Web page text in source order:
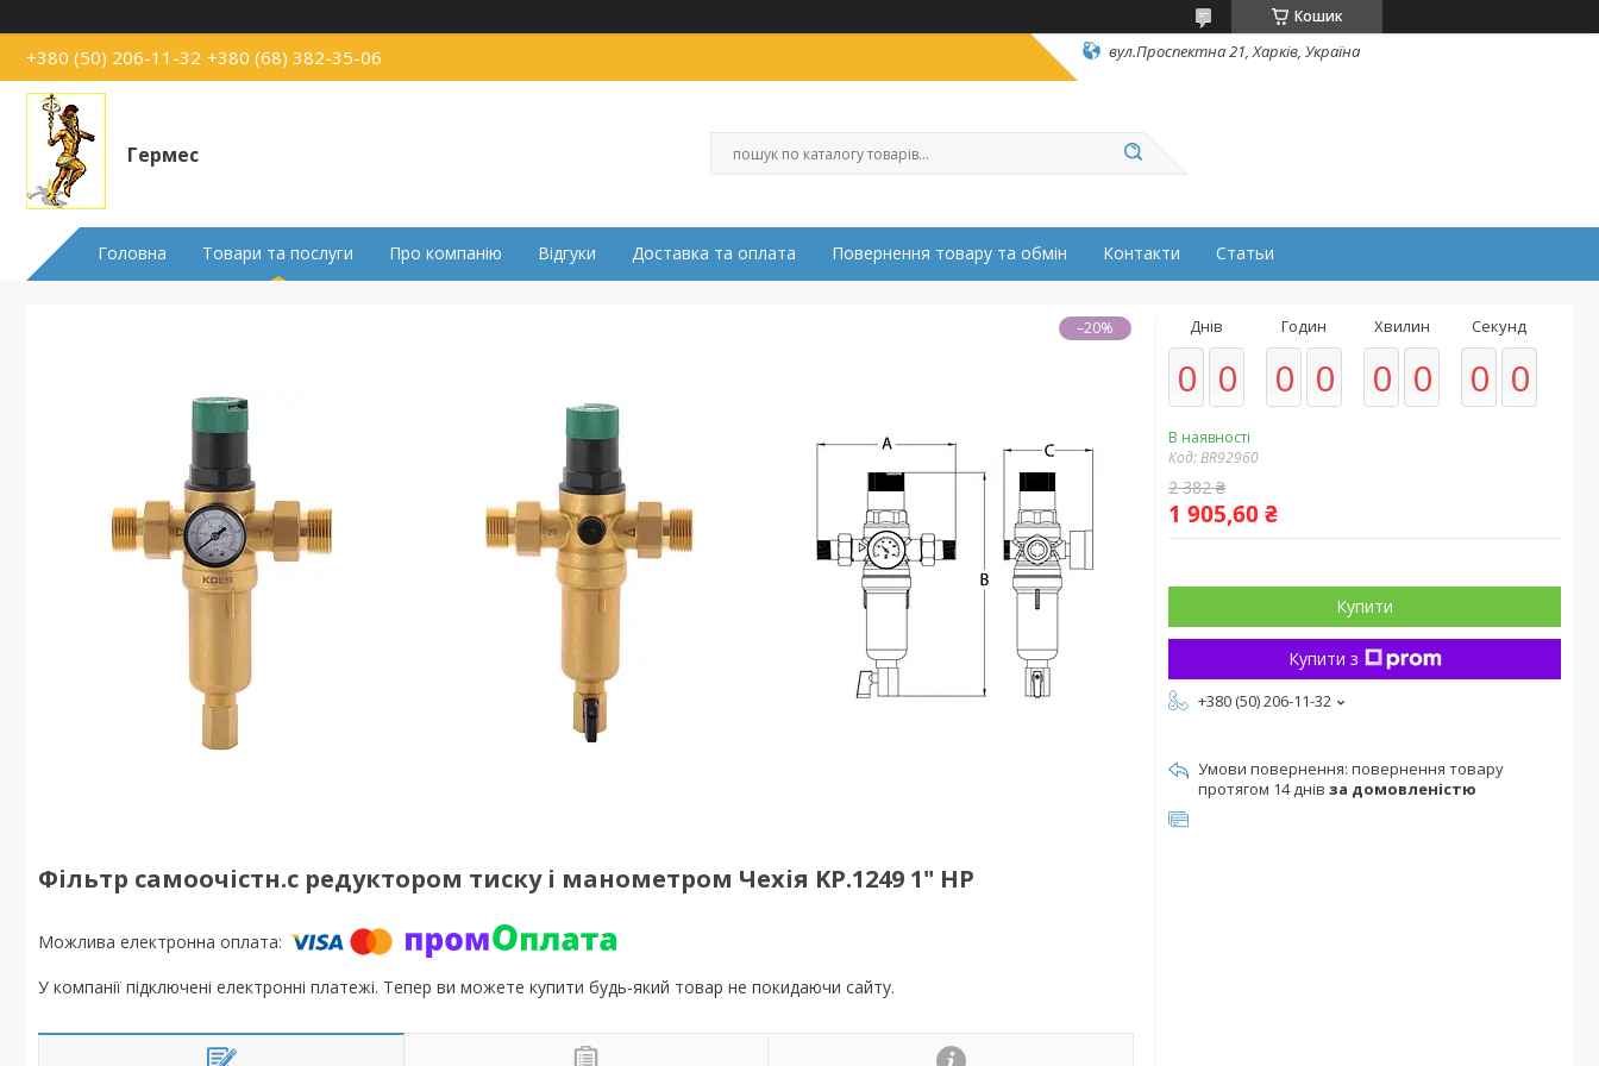
Кошик
+380 (50) 206-11-32 +380 (68) 382-35-06 вул.Проспектна 21, Харків, Україна
Гермес
Головна Товари та послуги Про компанію Відгуки Доставка та оплата Повернення товару та обмін Контакти Статьи
–20%
Фільтр самоочістн.с редуктором тиску і манометром Чехія KP.1249 1" НР
У компанії підключені електронні платежі. Тепер ви можете купити будь-який товар не покидаючи сайту.
Днів
0 0
Годин
0 0
Хвилин
0 0
Секунд
0 0
В наявності
Код:BR92960
2 382 ₴
1 905,60 ₴
Купити
Купити з
+380 (50) 206-11-32
повернення товару
протягом 14 днів за домовленістю